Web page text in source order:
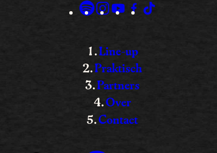
Line-up
Praktisch
Partners
Over
Contact